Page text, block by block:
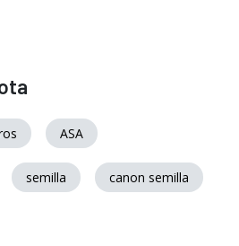
ASA
semilla canon semilla